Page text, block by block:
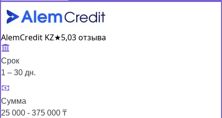
AlemCredit KZ★5,03 отзыва
Срок
1 – 30 дн.
Сумма
25 000 - 375 000 ₸